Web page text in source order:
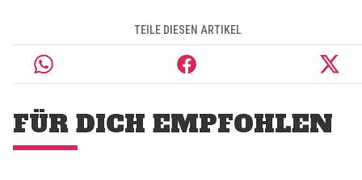
TEILE DIESEN ARTIKEL
FÜR DICH EMPFOHLEN